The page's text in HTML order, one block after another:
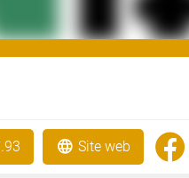
Site web